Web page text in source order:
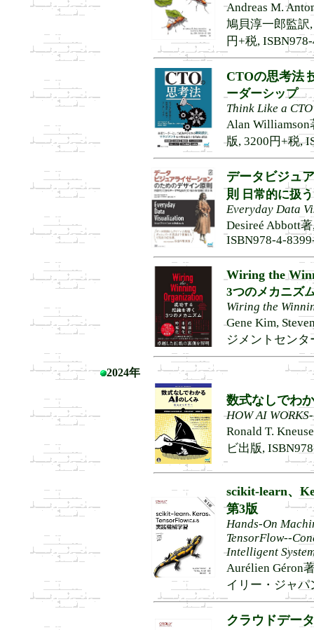
Andreas M.
鳩貝淳一郎監訳
円+税,
CTOの思考法
ーダーシップ
Think Like a CTO
Alan Williamson
版, 3200円+税,
データビジュ
則
日常的に扱
Everyday Data
Desireé Abbott
ISBN978-4-
Wiring the
3つのメカニズ
Wiring the
Gene Kim,
ジメントセンタ
2024年
数式なしでわ
HOW AI
Ronald T.
ビ出版,
scikit-learn、
第3版
Hands-On
TensorFlow--
Intelligent
Aurélien Géron
イリー・ジャパ
クラウドデー